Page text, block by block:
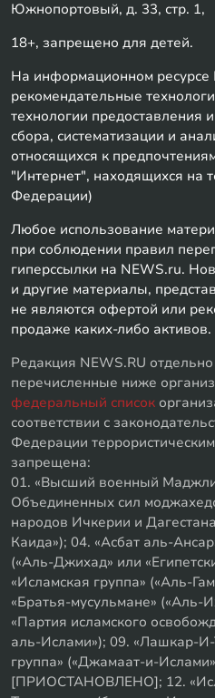
Южнопортовый, д. 33, стр. 1,
18+, запрещено для детей.
На информационном ресурсе
рекомендательные
технологии предоставления
сбора, систематизации и
относящихся к
"Интернет", находящихся на
Федерации)
Любое использование
при соблюдении правил
гиперссылки на NEWS.ru.
и другие материалы,
не являются офертой или
продаже каких-либо активов.
Редакция NEWS.RU
перечисленные ниже
федеральный список
соответствии с
Федерации
запрещена:
01. «Высший военный
Объединенных сил
народов Ичкерии и
Каида»); 04. «Асбат аль-
(«Аль-Джихад» или
«Исламская группа» («Аль-
«Братья-мусульмане» («Аль-
«Партия исламского
аль-Ислами»); 09. «Лашкар-И-
группа» («Джамаат-и-
[ПРИОСТАНОВЛЕНО]; 12.